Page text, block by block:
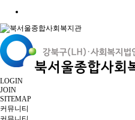
LOGIN
JOIN
SITEMAP
커뮤니티